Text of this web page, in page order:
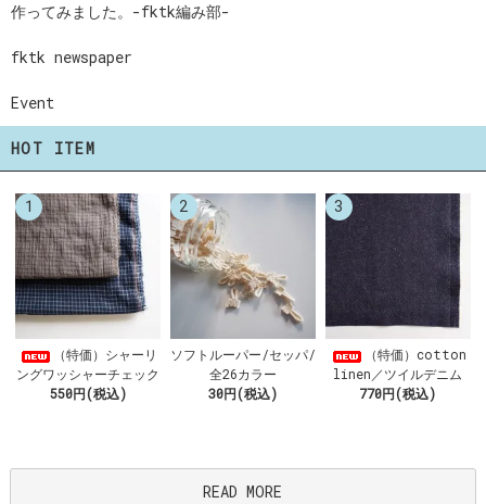
作ってみました。-fktk編み部-
fktk newspaper
Event
HOT ITEM
1
（特価）シャーリ
ングワッシャーチェック
550円(税込)
2
ソフトルーパー/セッパ/
全26カラー
30円(税込)
3
（特価）cotton
linen／ツイルデニム
770円(税込)
READ MORE